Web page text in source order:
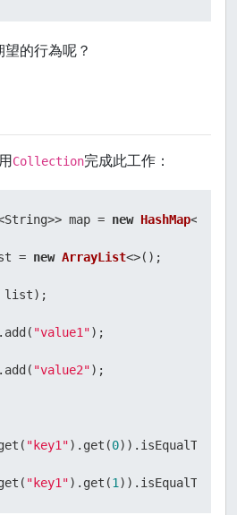
的行為呢？
Collection完成此工作：
map = new HashMap<>();
= new ArrayList<>();
list);
"value1");
"value2");
"key1").get(0)).isEqualTo(
"key1").get(1 )).isEqualTo(